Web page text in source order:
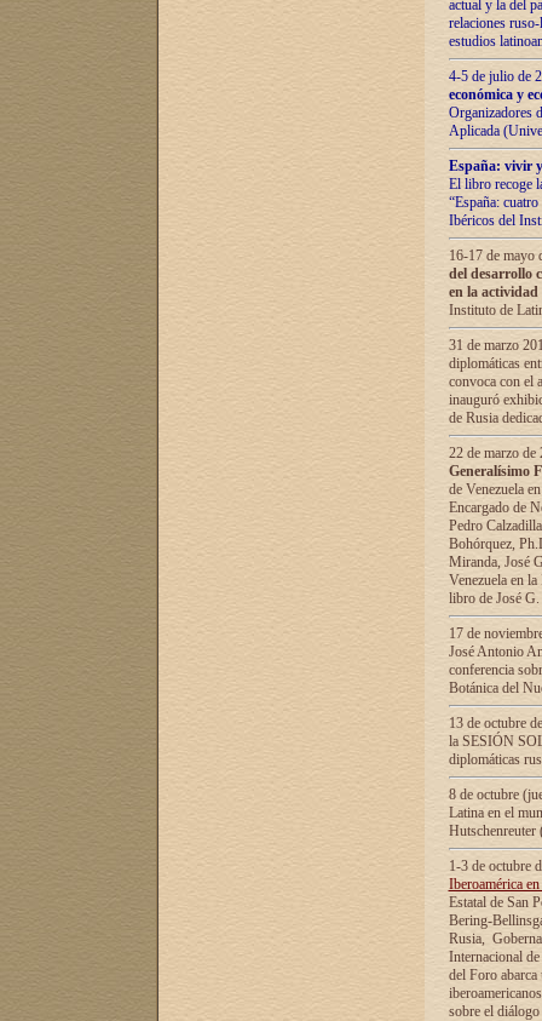
actual у lа del
relaciones
estudios
4-5 de julio de
económica y
Organizadores
Aplicada
España: vivir
El libro recoge
“España:
Ibéricos del
16-17 de mayo
del desarrollo
en la
Instituto de
31 de marzo
diplomáticas
convoca con el
inauguró
de Rusia
22 de marzo
Generalísimo
de Venezuela
Encargado de
Pedro
Bohórquez,
Miranda, José
Venezuela en
libro de José
17 de
José Antonio
conferencia
Botánica del
13 de octubre
la SESIÓN
diplomáticas
8 de octubre
Latina en el
1-3 de octubre
Iberoamérica
Estatal de San
Bering-
Rusia,
Internacional
del Foro
sobre el